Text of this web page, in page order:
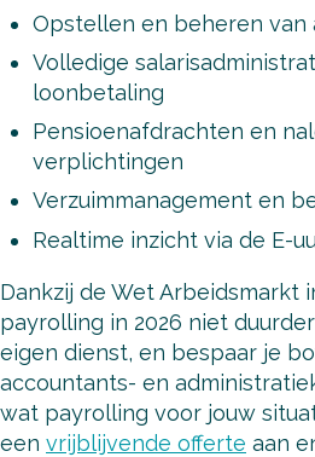
Opstellen en beheren
Volledige
loonbetaling
Pensioenafdrachten en
verplichtingen
Verzuimmanagement en
Realtime inzicht via de E-
Dankzij de Wet Arbeidsmarkt
payrolling in 2026 niet
eigen dienst, en bespaar je
accountants- en
wat payrolling voor jouw
een vrijblijvende offerte aan